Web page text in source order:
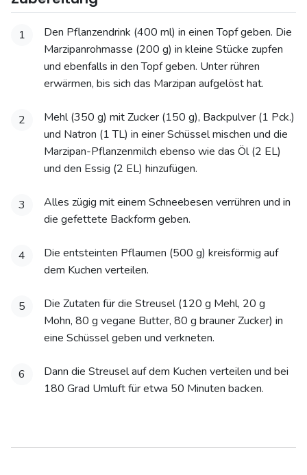
1
Den Pflanzendrink (400 ml) in einen Topf geben. Die
Marzipanrohmasse (200 g) in kleine Stücke zupfen
und ebenfalls in den Topf geben. Unter rühren
erwärmen, bis sich das Marzipan aufgelöst hat.
2
Mehl (350 g) mit Zucker (150 g), Backpulver (1 Pck.)
und Natron (1 TL) in einer Schüssel mischen und die
Marzipan-Pflanzenmilch ebenso wie das Öl (2 EL)
und den Essig (2 EL) hinzufügen.
3
Alles zügig mit einem Schneebesen verrühren und in
die gefettete Backform geben.
4
Die entsteinten Pflaumen (500 g) kreisförmig auf
dem Kuchen verteilen.
5
Die Zutaten für die Streusel (120 g Mehl, 20 g
Mohn, 80 g vegane Butter, 80 g brauner Zucker) in
eine Schüssel geben und verkneten.
6
Dann die Streusel auf dem Kuchen verteilen und bei
180 Grad Umluft für etwa 50 Minuten backen.